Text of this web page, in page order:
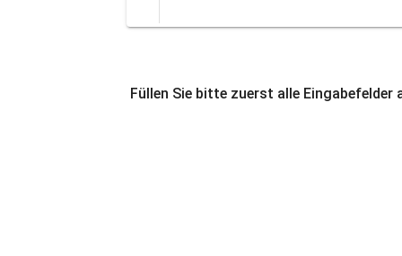
Füllen Sie bitte zuerst alle Eingabefelder